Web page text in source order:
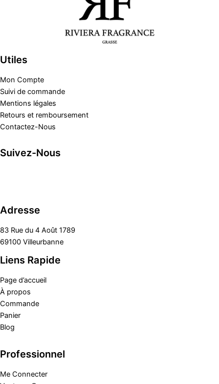
Utiles
Mon Compte
Suivi de commande
Mentions légales
Retours et remboursement
Contactez-Nous
Suivez-Nous
Adresse
83 Rue du 4 Août 1789
69100 Villeurbanne
Liens Rapide
Page d’accueil
À propos
Commande
Panier
Blog
Professionnel
Me Connecter